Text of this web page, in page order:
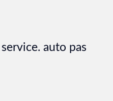
auto pas